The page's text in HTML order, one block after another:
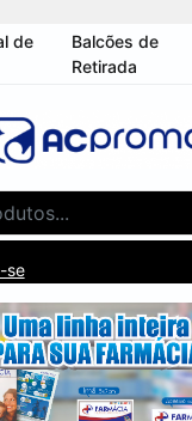
de
Balcões de
Retirada
se